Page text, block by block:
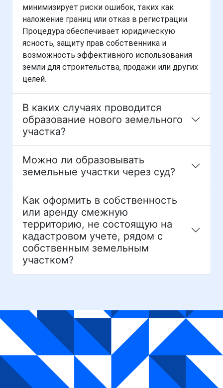
минимизирует риски ошибок, таких как
наложение границ или отказ в регистрации.
Процедура обеспечивает юридическую
ясность, защиту прав собственника и
возможность эффективного использования
земли для строительства, продажи или других
целей.
В каких случаях проводится
образование нового земельного
участка?
Можно ли образовывать
земельные участки через суд?
Как оформить в собственность
или аренду смежную
территорию, не состоящую на
кадастровом учете, рядом с
собственным земельным
участком?